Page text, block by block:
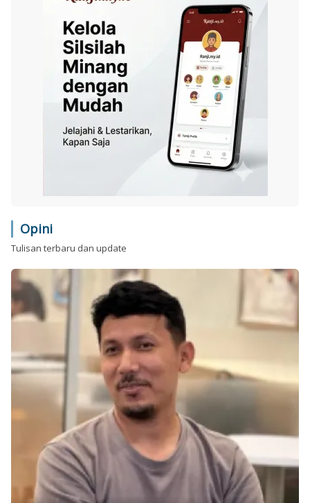
Opini
Tulisan terbaru dan update